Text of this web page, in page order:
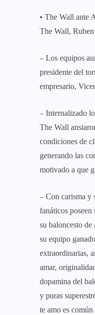
• The Wall ante
The Wall,
– Los equipos
presidente del
empresario,
– Internalizado
The Wall
condiciones de
generando las
motivado a que
– Con carisma y
fanáticos
su baloncesto de
su equipo
extraordinarias,
amar,
dopamina del
y puras
te amo es